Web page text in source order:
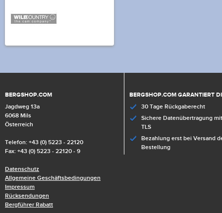
BERGSHOP.COM
Jagdweg 13a
6068 Mils
Österreich
Telefon: +43 (0) 5223 - 22120
Fax: +43 (0) 5223 - 22120 - 9
Datenschutz
Allgemeine Geschäftsbedingungen
Impressum
Rücksendungen
Bergführer Rabatt
BERGSHOP.COM GARANTIERT
30 Tage Rückgaberecht
Sichere Datenübertragung
TLS
Bezahlung erst bei Versand
Bestellung